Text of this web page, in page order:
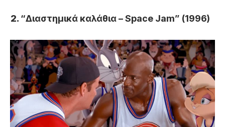
“Διαστημικά καλάθια – Space Jam” (1996)